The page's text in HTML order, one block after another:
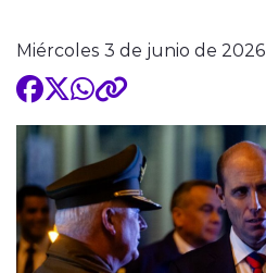
Miércoles 3 de junio de 2026